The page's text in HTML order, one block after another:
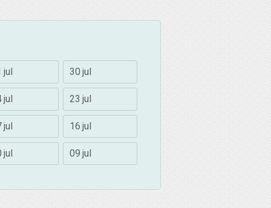
jul 30 jul
jul 23 jul
jul 16 jul
jul 09 jul